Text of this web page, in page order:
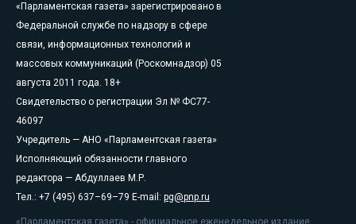
«Парламентская газета» зарегистрировано в
Федеральной службе по надзору в сфере
связи, информационных технологий и
массовых коммуникаций (Роскомнадзор) 05
августа 2011 года. 18+
Свидетельство о регистрации Эл № ФС77-
46097
Учредитель — АНО «Парламентская газета»
Исполняющий обязанности главного
редактора — Абдуллаев М.Р.
Тел.: +7 (495) 637–69–79 E-mail: pg@pnp.ru
«Парламентская газета» - официальное еженедельное издание